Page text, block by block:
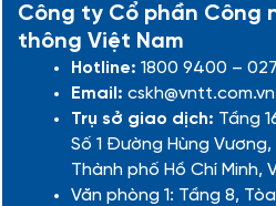
Công ty Cổ phần Công
thông Việt Nam
Hotline: 1800 9400 –
Email: cskh@vntt.com.vn
Trụ sở giao dịch: Tầng
Số 1 Đường Hùng
Thành phố Hồ Chí Minh,
Văn phòng 1: Tầng 8,